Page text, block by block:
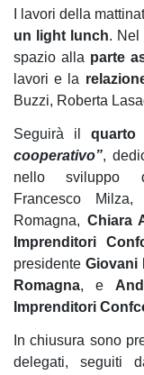
I lavori della
un light lunch. Nel
spazio alla parte
lavori e la
Buzzi, Roberta
Seguirà il quarto
cooperativo”,
nello sviluppo
Francesco Milza,
Romagna, Chiara
Imprenditori
presidente Giovani
Romagna, e
Imprenditori
In chiusura sono
delegati, seguiti